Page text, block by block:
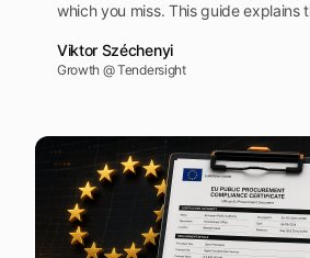
which you miss. This guide explains
find the right codes for your
our free CPV Explorer tool.
Viktor Széchenyi
Growth @ Tendersight